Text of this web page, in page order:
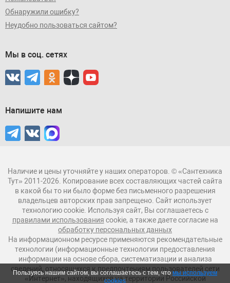
Обнаружили ошибку?
Неудобно пользоваться сайтом?
Мы в соц. сетях
Напишите нам
Наличие и цены уточняйте у наших операторов. © «Сантехника
Тут» 2011-2026. Копирование всех составляющих частей сайта
в какой бы то ни было форме без письменного разрешения
владельцев авторских прав запрещено. Сайт использует
технологию cookie. Используя сайт, Вы соглашаетесь с
правилами использования cookie, а также даете согласие на
обработку персональных данных
На информационном ресурсе применяются рекомендательные
технологии (информационные технологии предоставления
информации на основе сбора, систематизации и анализа
сведений, относящихся к предпочтениям пользователей сети
«Интернет», находящихся на территории Российской
Пользуясь нашим сайтом, вы соглашаетесь с тем, чтомы используем
cookies